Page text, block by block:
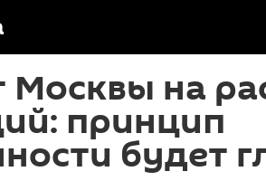
Москвы на
принцип
будет